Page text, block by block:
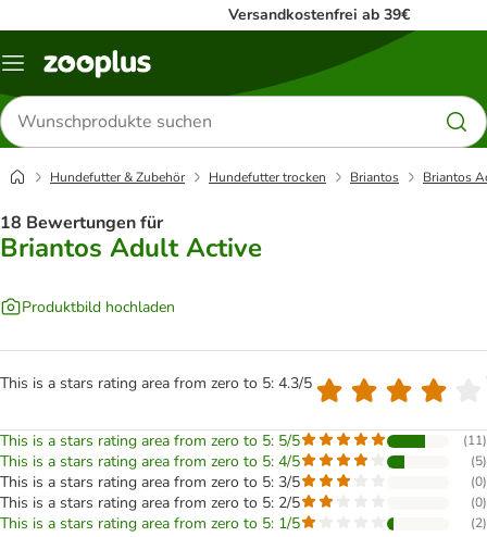
Versandkostenfrei ab 39€
Menü
Produkte
suchen
Hundefutter & Zubehör Hundefutter trocken Briantos Briantos
18 Bewertungen für
Briantos Adult Active
Produktbild hochladen
This is a stars rating area from zero to 5: 4.3/5
This is a stars rating area from zero to 5: 5/5 (11)
This is a stars rating area from zero to 5: 4/5 (5)
This is a stars rating area from zero to 5: 3/5 (0)
This is a stars rating area from zero to 5: 2/5 (0)
This is a stars rating area from zero to 5: 1/5 (2)